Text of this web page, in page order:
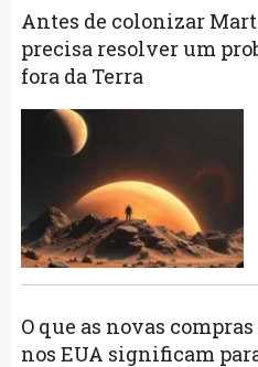
Antes de colonizar
precisa resolver um
fora da Terra
O que as novas
nos EUA significam